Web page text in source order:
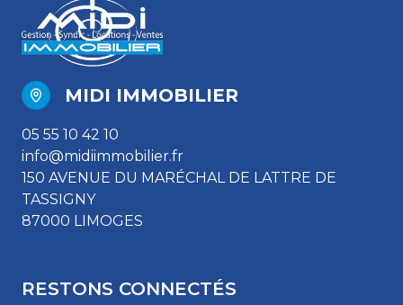
MIDI IMMOBILIER
05 55 10 42 10
info@midiimmobilier.fr
150 AVENUE DU MARÉCHAL DE LATTRE DE
TASSIGNY
87000 LIMOGES
RESTONS CONNECTÉS